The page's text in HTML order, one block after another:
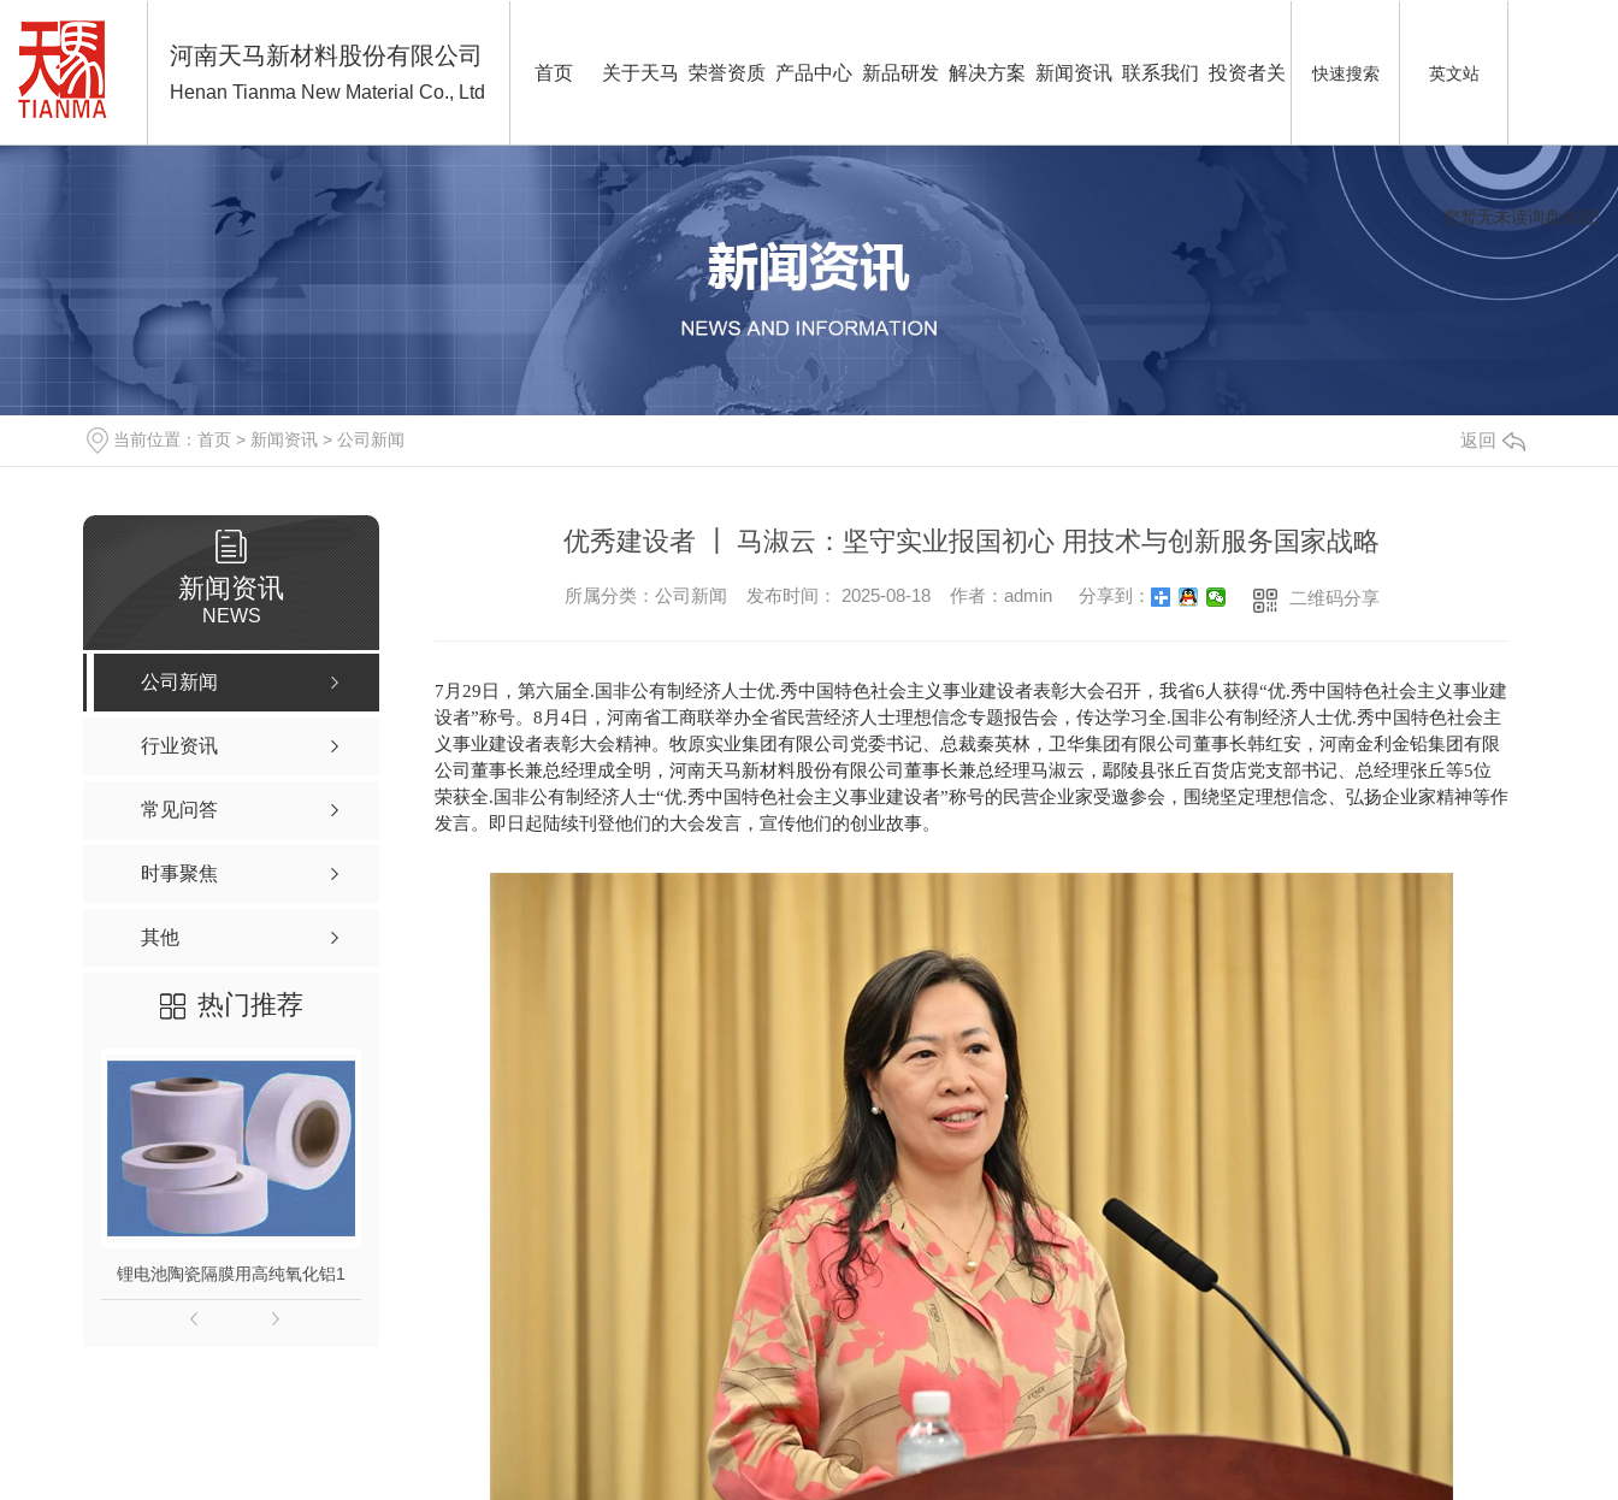
河南天马新材料股份有限公司
Henan Tianma New Material Co., Ltd
首页 关于天马 荣誉资质 产品中心 新品研发 解决方案 新闻资讯 联系我们 投资者关 快速搜索 英文站
您暂无未读询盘信息!
当前位置： 首页 > 新闻资讯 > 公司新闻 返回
新闻资讯
NEWS
公司新闻
行业资讯
常见问答
时事聚焦
其他
热门推荐
锂电池陶瓷隔膜用高纯氧化铝1 导热用系列α-氧化铝2 导热用系列α-氧化铝1
优秀建设者 ┃ 马淑云：坚守实业报国初心 用技术与创新服务国家战略
所属分类：公司新闻 发布时间： 2025-08-18 作者：admin 分享到： 二维码分享
7月29日，第六届全.国非公有制经济人士优.秀中国特色社会主义事业建设者表彰大会召开，我省6人获得“优.秀中国特色社会主义事业建
设者”称号。8月4日，河南省工商联举办全省民营经济人士理想信念专题报告会，传达学习全.国非公有制经济人士优.秀中国特色社会主
义事业建设者表彰大会精神。牧原实业集团有限公司党委书记、总裁秦英林，卫华集团有限公司董事长韩红安，河南金利金铅集团有限
公司董事长兼总经理成全明，河南天马新材料股份有限公司董事长兼总经理马淑云，鄢陵县张丘百货店党支部书记、总经理张丘等5位
荣获全.国非公有制经济人士“优.秀中国特色社会主义事业建设者”称号的民营企业家受邀参会，围绕坚定理想信念、弘扬企业家精神等作
发言。即日起陆续刊登他们的大会发言，宣传他们的创业故事。